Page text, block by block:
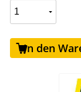
In den